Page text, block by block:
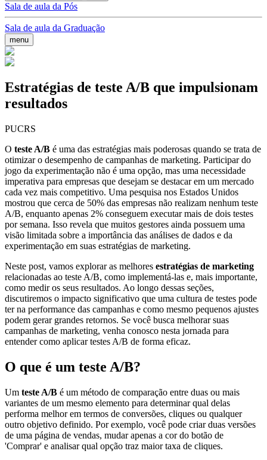
Sala de aula da Pós
Sala de aula da Graduação
menu
Estratégias de teste A/B que impulsionam
resultados
PUCRS
O teste A/B é uma das estratégias mais poderosas quando se trata de
otimizar o desempenho de campanhas de marketing. Participar do
jogo da experimentação não é uma opção, mas uma necessidade
imperativa para empresas que desejam se destacar em um mercado
cada vez mais competitivo. Uma pesquisa nos Estados Unidos
mostrou que cerca de 50% das empresas não realizam nenhum teste
A/B, enquanto apenas 2% conseguem executar mais de dois testes
por semana. Isso revela que muitos gestores ainda possuem uma
visão limitada sobre a importância das análises de dados e da
experimentação em suas estratégias de marketing.
Neste post, vamos explorar as melhores estratégias de marketing
relacionadas ao teste A/B, como implementá-las e, mais importante,
como medir os seus resultados. Ao longo dessas seções,
discutiremos o impacto significativo que uma cultura de testes pode
ter na performance das campanhas e como mesmo pequenos ajustes
podem gerar grandes retornos. Se você busca melhorar suas
campanhas de marketing, venha conosco nesta jornada para
entender como aplicar testes A/B de forma eficaz.
O que é um teste A/B?
Um teste A/B é um método de comparação entre duas ou mais
variantes de um mesmo elemento para determinar qual delas
performa melhor em termos de conversões, cliques ou qualquer
outro objetivo definido. Por exemplo, você pode criar duas versões
de uma página de vendas, mudar apenas a cor do botão de
'Comprar' e analisar qual opção traz maior taxa de cliques.